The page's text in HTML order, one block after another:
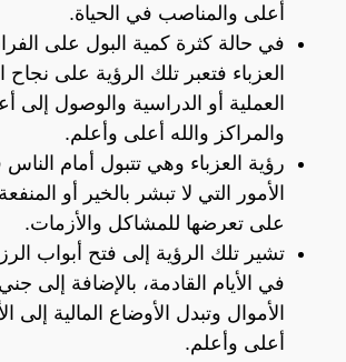
أعلى والمناصب في الحياة.
في حالة كثرة كمية البول على
العزباء فتعبر تلك الرؤية على نجاح
العملية أو الدراسية والوصول إلى
والمراكز والله أعلى وأعلم.
رؤية العزباء وهي تتبول أمام
الأمور التي لا تبشر بالخير أو
على تعرضها للمشاكل والأزمات.
تشير تلك الرؤية إلى فتح أبواب
في الأيام القادمة، بالإضافة إلى
الأموال وتبدل الأوضاع المالية إلى
أعلى وأعلم.